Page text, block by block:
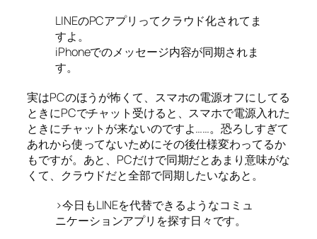
LINEのPCアプリってクラウド化されてま
すよ。
iPhoneでのメッセージ内容が同期されま
す。
実はPCのほうが怖くて、スマホの電源オフにしてる
ときにPCでチャット受けると、スマホで電源入れた
ときにチャットが来ないのですよ……。恐ろしすぎて
あれから使ってないためにその後仕様変わってるか
もですが。あと、PCだけで同期だとあまり意味がな
くて、クラウドだと全部で同期したいなあと。
>今日もLINEを代替できるようなコミュ
ニケーションアプリを探す日々です。